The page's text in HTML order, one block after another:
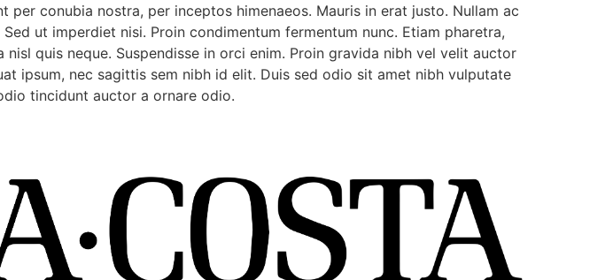
conubia nostra, per inceptos himenaeos. Mauris in erat justo. Nullam ac
ut imperdiet nisi. Proin condimentum fermentum nunc. Etiam pharetra,
quis neque. Suspendisse in orci enim. Proin gravida nibh vel velit auctor
ipsum, nec sagittis sem nibh id elit. Duis sed odio sit amet nibh vulputate
tincidunt auctor a ornare odio.